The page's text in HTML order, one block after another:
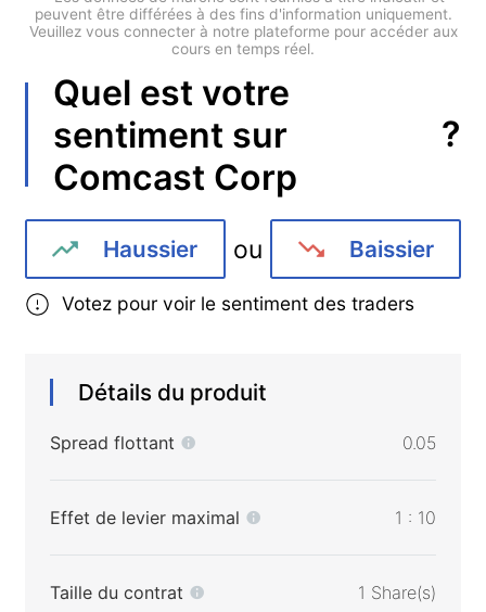
Italiano
Polski
peuvent être différées à des fins d'information uniquement.
Veuillez vous connecter à notre plateforme pour accéder aux
cours en temps réel.
Quel est votre
sentiment sur
Comcast Corp
?
Haussier ou Baissier
Votez pour voir le sentiment des traders
Détails du produit
Spread flottant 0.05
Effet de levier maximal 1 : 10
Taille du contrat 1 Share(s)